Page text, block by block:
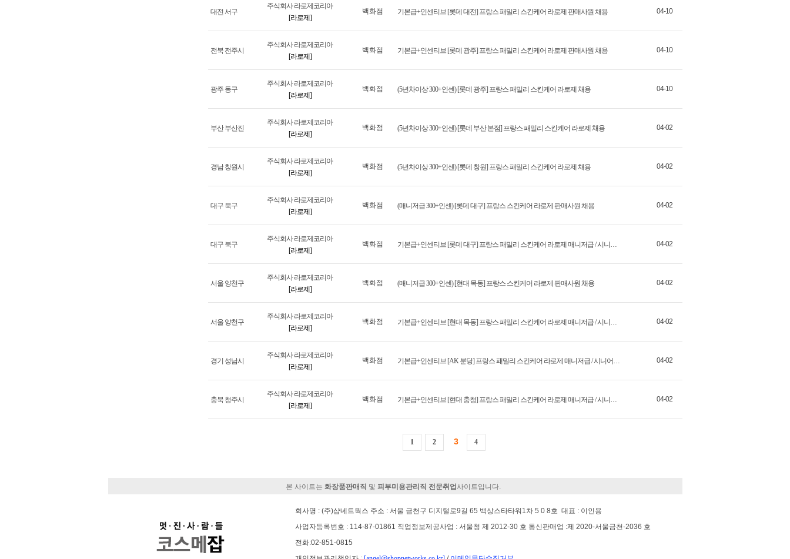
대전 서구
주식회사 라로제코리아
[라로제]
백화점 기본급+인센티브 [롯데 대전] 프랑스 패밀리 스킨케어 라로제 판매사원 채용 04-10
전북 전주시
주식회사 라로제코리아
[라로제]
백화점 기본급+인센티브 [롯데 광주] 프랑스 패밀리 스킨케어 라로제 판매사원 채용 04-10
광주 동구
주식회사 라로제코리아
[라로제]
백화점 (5년차이상 300+인센) [롯데 광주] 프랑스 패밀리 스킨케어 라로제 채용 04-10
부산 부산진
주식회사 라로제코리아
[라로제]
백화점 (5년차이상 300+인센) [롯데 부산 본점] 프랑스 패밀리 스킨케어 라로제 채용 04-02
경남 창원시
주식회사 라로제코리아
[라로제]
백화점 (5년차이상 300+인센) [롯데 창원] 프랑스 패밀리 스킨케어 라로제 채용 04-02
대구 북구
주식회사 라로제코리아
[라로제]
백화점 (매니저급 300+인센) [롯데 대구] 프랑스 스킨케어 라로제 판매사원 채용 04-02
대구 북구
주식회사 라로제코리아
[라로제]
백화점 기본급+인센티브 [롯데 대구] 프랑스 패밀리 스킨케어 라로제 매니저급 / 시니어급 / 주니어급 채용 04-02
서울 양천구
주식회사 라로제코리아
[라로제]
백화점 (매니저급 300+인센) [현대 목동] 프랑스 스킨케어 라로제 판매사원 채용 04-02
서울 양천구
주식회사 라로제코리아
[라로제]
백화점 기본급+인센티브 [현대 목동] 프랑스 패밀리 스킨케어 라로제 매니저급 / 시니어급 / 주니어급 채용 04-02
경기 성남시
주식회사 라로제코리아
[라로제]
백화점 기본급+인센티브 [AK 분당] 프랑스 패밀리 스킨케어 라로제 매니저급 / 시니어급 / 주니어급 채용 04-02
충북 청주시
주식회사 라로제코리아
[라로제]
백화점 기본급+인센티브 [현대 충청] 프랑스 패밀리 스킨케어 라로제 매니저급 / 시니어급 / 주니어급 채용 04-02
1 2 3 4
본 사이트는 화장품판매직 및 피부미용관리직 전문취업 사이트입니다.
회사명 : (주)샵네트웍스 주소 : 서울 금천구 디지털로9길 65 백상스타타워1차 5 0 8호 대표 : 이인용
사업자등록번호 : 114-87-01861 직업정보제공사업 : 서울청 제 2012-30 호 통신판매업 :제 2020-서울금천-2036 호
전화:02-851-0815